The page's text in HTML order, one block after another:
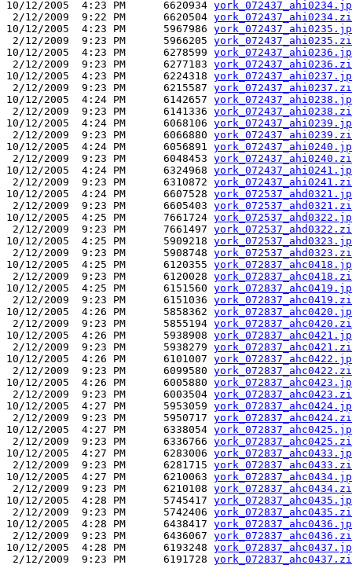
10/12/2005  4:23 PM      6620934
2/12/2009  9:22 PM      6620504
10/12/2005  4:23 PM      5967986
2/12/2009  9:23 PM      5966205
10/12/2005  4:23 PM      6278599
2/12/2009  9:23 PM      6277183
10/12/2005  4:23 PM      6224318
2/12/2009  9:23 PM      6215587
10/12/2005  4:24 PM      6142657
2/12/2009  9:23 PM      6141336
10/12/2005  4:24 PM      6068106
2/12/2009  9:23 PM      6066880
10/12/2005  4:24 PM      6056891
2/12/2009  9:23 PM      6048453
10/12/2005  4:24 PM      6324968
2/12/2009  9:23 PM      6310872
10/12/2005  4:24 PM      6607528
2/12/2009  9:23 PM      6605403
10/12/2005  4:25 PM      7661724
2/12/2009  9:23 PM      7661497
10/12/2005  4:25 PM      5909218
2/12/2009  9:23 PM      5908748
10/12/2005  4:25 PM      6120355
2/12/2009  9:23 PM      6120028
10/12/2005  4:25 PM      6151560
2/12/2009  9:23 PM      6151036
10/12/2005  4:26 PM      5858362
2/12/2009  9:23 PM      5855194
10/12/2005  4:26 PM      5938908
2/12/2009  9:23 PM      5938279
10/12/2005  4:26 PM      6101007
2/12/2009  9:23 PM      6099580
10/12/2005  4:26 PM      6005880
2/12/2009  9:23 PM      6003504
10/12/2005  4:27 PM      5953059
2/12/2009  9:23 PM      5950717
10/12/2005  4:27 PM      6338054
2/12/2009  9:23 PM      6336766
10/12/2005  4:27 PM      6283006
2/12/2009  9:23 PM      6281715
10/12/2005  4:27 PM      6210063
2/12/2009  9:23 PM      6210108
10/12/2005  4:28 PM      5745417
2/12/2009  9:23 PM      5742406
10/12/2005  4:28 PM      6438417
2/12/2009  9:23 PM      6436067
10/12/2005  4:28 PM      6193248
2/12/2009  9:23 PM      6191728